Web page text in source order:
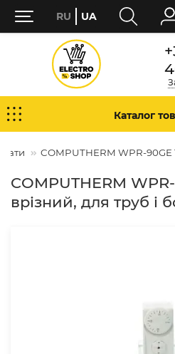
Каталог
COMPUTHERM WPR-90GE
COMPUTHERM
врізний, для труб і
RU UA